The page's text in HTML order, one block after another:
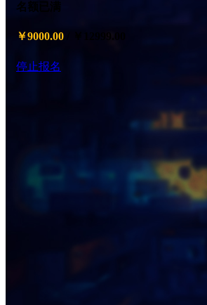
名额已满
￥9000.00
停止报名